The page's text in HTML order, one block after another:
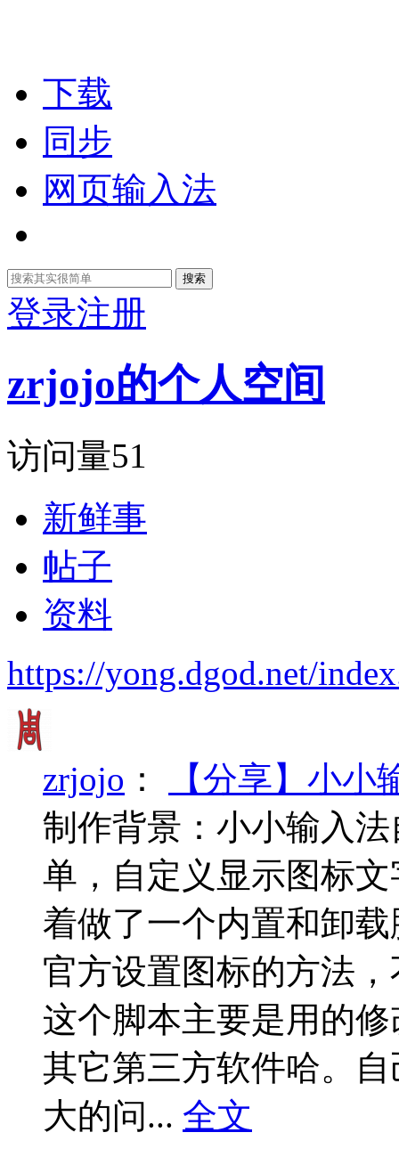
下载
同步
网页输入法
搜索
登录注册
zrjojo的个人空间
访问量51
新鲜事
帖子
资料
https://yong.dgod.net/
zrjojo ：
【分享】小
制作背景：小小输入
单，自定义显示图标
着做了一个内置和卸
官方设置图标的方法
这个脚本主要是用的
其它第三方软件哈。
大的问... 全文